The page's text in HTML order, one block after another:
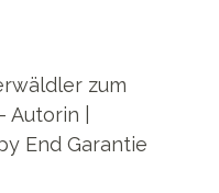
zum
|
End Garantie